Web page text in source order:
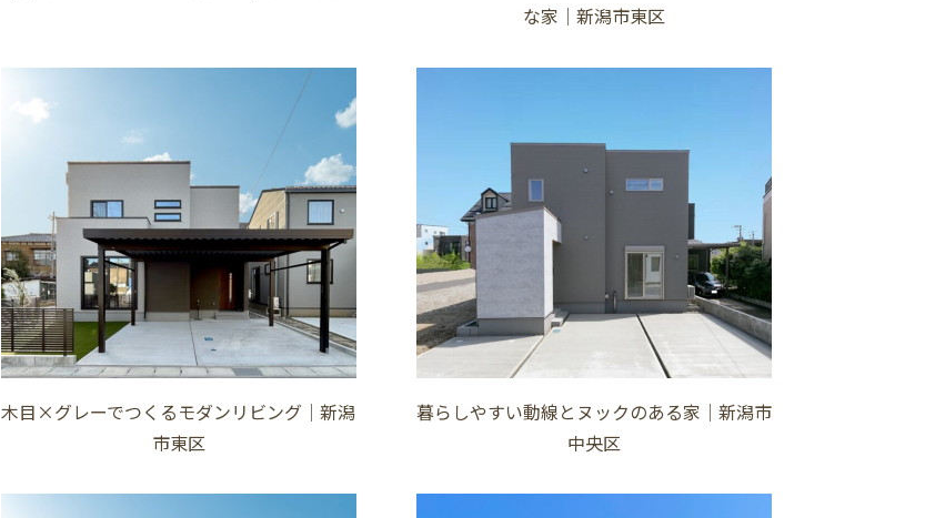
な家│新潟市東区
木目×グレーでつくるモダンリビング│新潟
市東区
暮らしやすい動線とヌックのある家│新潟市
中央区